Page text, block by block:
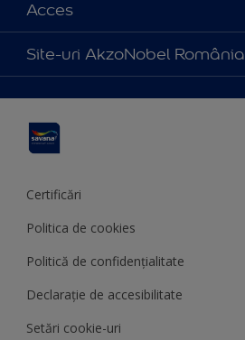
Certificări
Produse
Sfaturi utile
Acces
Politica de cookies
Termeni și condiții
Termeni de utilizare
Site-uri AkzoNobel România
Hammerite
Certificări
Politica de cookies
Politică de confidențialitate
Declarație de accesibilitate
Setări cookie-uri